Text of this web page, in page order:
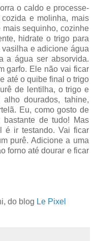
o caldo e processe-
e molinha, mais
mais sequinho, cozinhe
hidrate o trigo para
e adicione água
a água ser absorvida.
garfo. Ele não vai ficar
até o quibe final o trigo
de lentilha, o trigo e
dourados, tahine,
Eu, como gosto de
bastante de tudo! Mas
é ir testando. Vai ficar
purê. Adicione a uma
forno até dourar e ficar
do blog Le Pixel